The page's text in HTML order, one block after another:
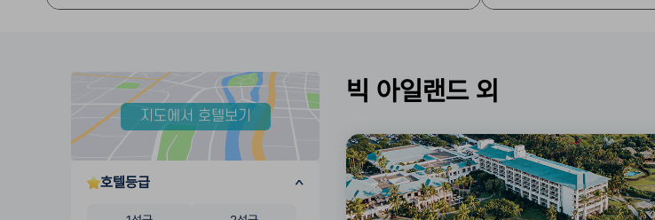
지도에서 호텔보기
호텔등급
빅 아일랜드 외